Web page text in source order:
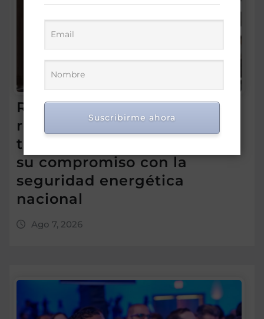
Refidomsa destaca
resultados del segundo
trimestre de 2026 y reafirma
su compromiso con la
seguridad energética
nacional
Ago 7, 2026
Suscribirme ahora